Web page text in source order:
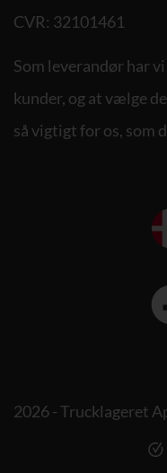
CVR: 32101461
Som leverandør har
kunder, og at vælge
så vigtigt for os, som
2026 - Trucklageret